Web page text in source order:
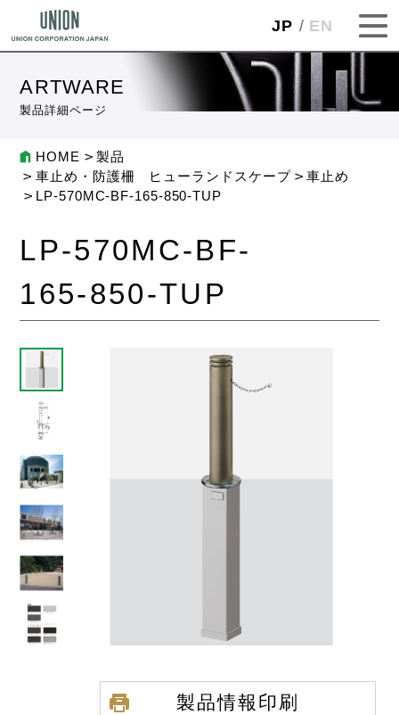
JP EN
ARTWARE
製品詳細ページ
HOME
製品
車止め・防護柵 ヒューランドスケープ
車止め
LP-570MC-BF-165-850-TUP
LP-570MC-BF-
165-850-TUP
製品情報印刷